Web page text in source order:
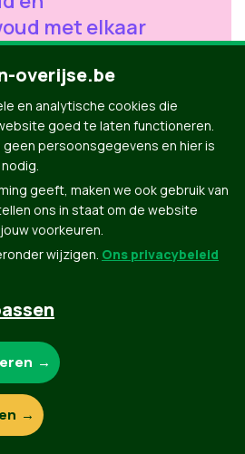
overijse.be
en analytische cookies die
goed te laten functioneren.
persoonsgegevens en hier is
geeft, maken we ook gebruik van
ons in staat om de website
voorkeuren.
wijzigen. Ons privacybeleid
cookies: